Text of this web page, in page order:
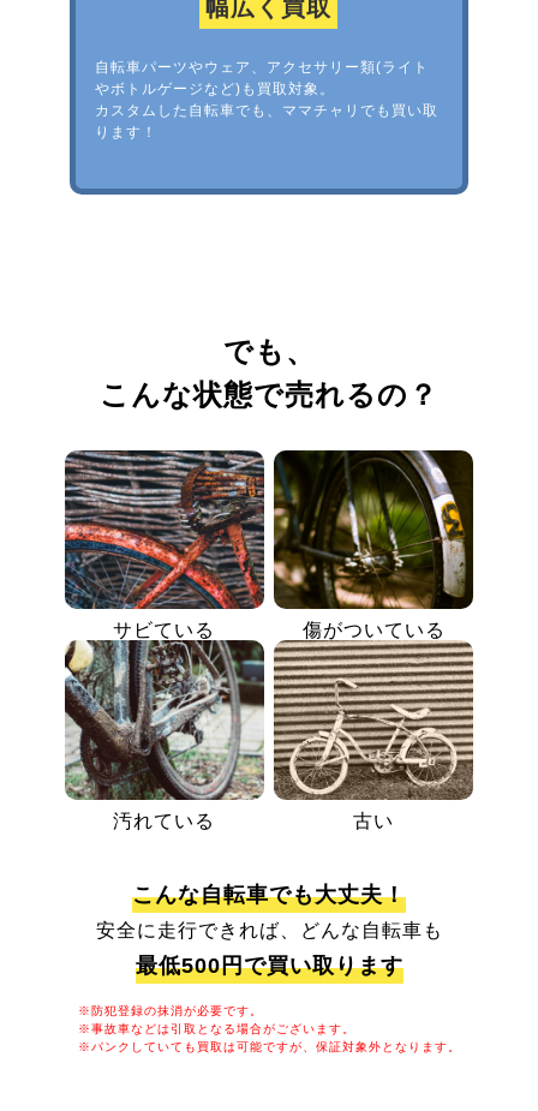
幅広く買取
自転車パーツやウェア、アクセサリー類(ライト
やボトルゲージなど)も買取対象。
カスタムした自転車でも、ママチャリでも買い取
ります！
でも、
こんな状態で売れるの？
サビている 傷がついている
汚れている 古い
こんな自転車でも大丈夫！
安全に走行できれば、どんな自転車も
最低500円で買い取ります
※防犯登録の抹消が必要です。
※事故車などは引取となる場合がございます。
※パンクしていても買取は可能ですが、保証対象外となります。